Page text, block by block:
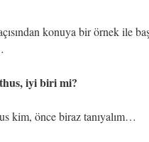
açısından konuya bir örnek
iyi biri mi?
kim, önce biraz tanıyalım…